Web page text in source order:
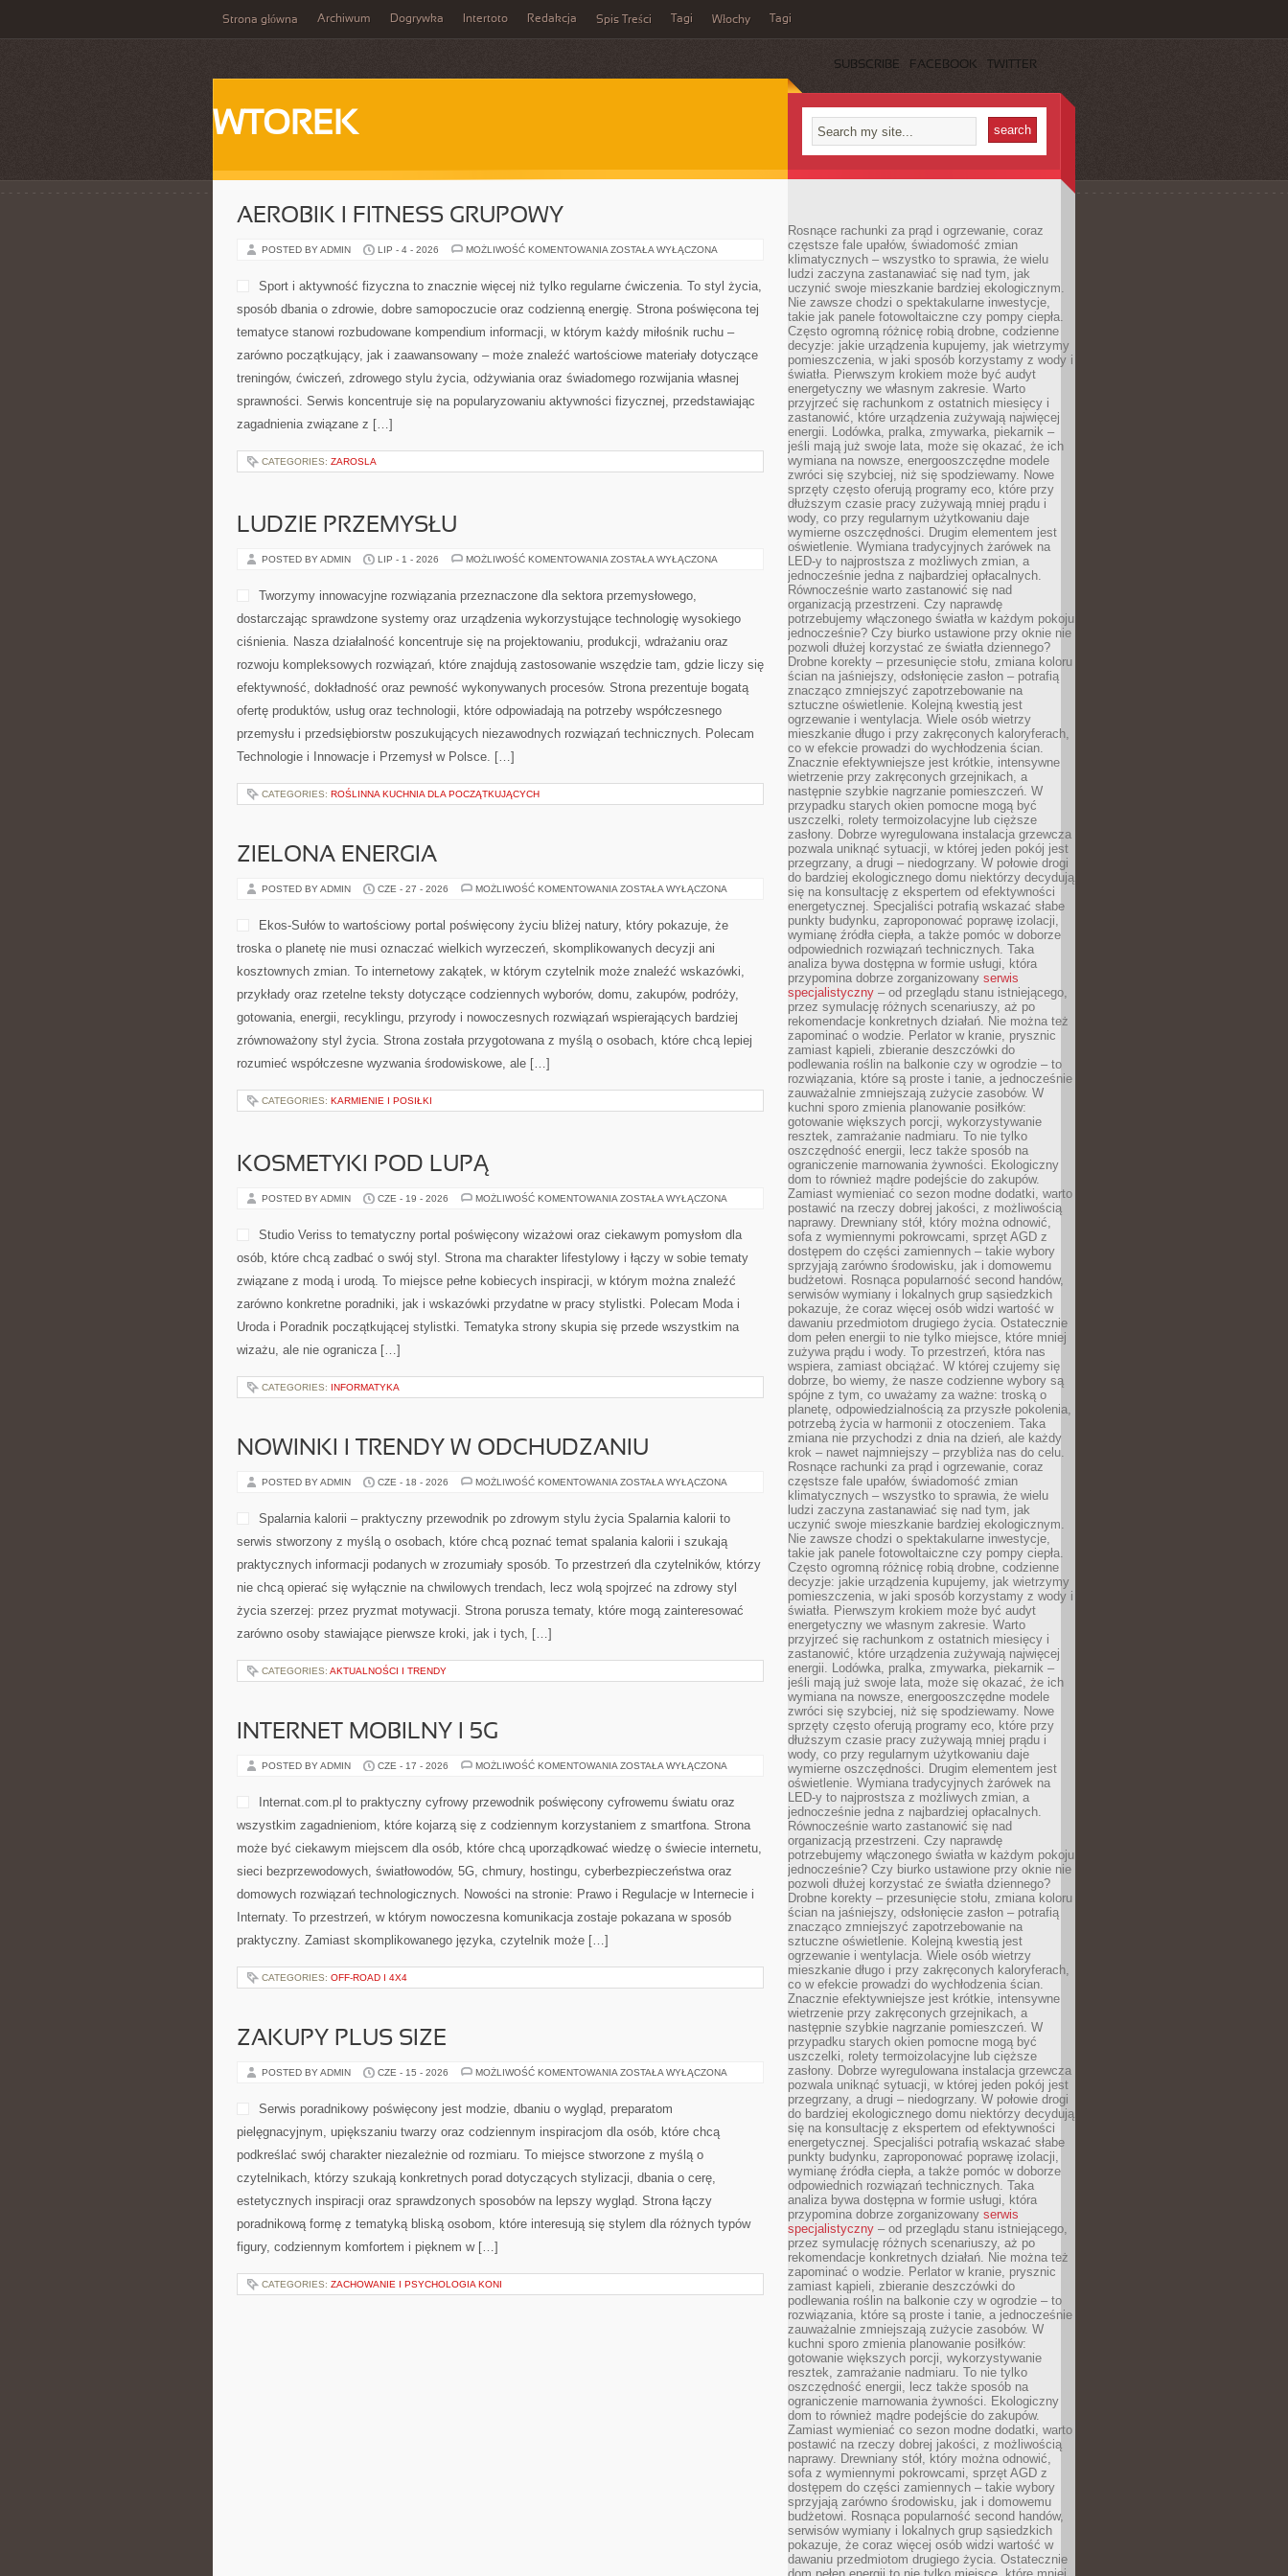
Strona główna Archiwum Dogrywka Intertoto Redakcja Spis Treści Tagi Włochy Tagi
SUBSCRIBE FACEBOOK TWITTER
WTOREK
AEROBIK I FITNESS GRUPOWY
POSTED BY ADMIN LIP - 4 - 2026 MOŻLIWOŚĆ KOMENTOWANIA AEROBIK
GRUPOWY
ZOSTAŁA WYŁĄCZONA
Sport i aktywność fizyczna to znacznie więcej niż tylko
regularne ćwiczenia. To styl życia, sposób dbania o
zdrowie, dobre samopoczucie oraz codzienną energię.
Strona poświęcona tej tematyce stanowi rozbudowane
kompendium informacji, w którym każdy miłośnik ruchu
– zarówno początkujący, jak i zaawansowany – może
znaleźć wartościowe materiały dotyczące treningów, ćwiczeń, zdrowego stylu życia,
odżywiania oraz świadomego rozwijania własnej sprawności. Serwis koncentruje się na
popularyzowaniu aktywności fizycznej, przedstawiając zagadnienia związane z […]
POSTED BY ADMIN LIP - 1 - 2026 MOŻLIWOŚĆ KOMENTOWANIA LUDZIE
PRZEMYSŁU
ZOSTAŁA WYŁĄCZONA
Tworzymy innowacyjne rozwiązania przeznaczone dla
sektora przemysłowego, dostarczając sprawdzone
systemy oraz urządzenia wykorzystujące technologię
wysokiego ciśnienia. Nasza działalność koncentruje się
na projektowaniu, produkcji, wdrażaniu oraz rozwoju
kompleksowych rozwiązań, które znajdują zastosowanie
wszędzie tam, gdzie liczy się efektywność, dokładność oraz pewność wykonywanych
procesów. Strona prezentuje bogatą ofertę produktów, usług oraz technologii, które
niezawodnych rozwiązań technicznych. Polecam Technologie i Innowacje i Przemysł w
ZIELONA ENERGIA
POSTED BY ADMIN CZE - 27 - 2026 MOŻLIWOŚĆ KOMENTOWANIA
ZIELONA
ENERGIA
ZOSTAŁA WYŁĄCZONA
Ekos-Sułów to wartościowy portal poświęcony życiu
bliżej natury, który pokazuje, że troska o planetę nie
musi oznaczać wielkich wyrzeczeń, skomplikowanych
decyzji ani kosztownych zmian. To internetowy zakątek,
oraz rzetelne teksty dotyczące codziennych wyborów,
domu, zakupów, podróży, gotowania, energii, recyklingu, przyrody i nowoczesnych rozwiązań
wspierających bardziej zrównoważony styl życia. Strona została przygotowana z myślą o
CATEGORIES: KARMIENIE I POSIŁKI
KOSMETYKI POD LUPĄ
POSTED BY ADMIN CZE - 19 - 2026
LUPĄ
Studio Veriss to tematyczny portal poświęcony wizażowi
o swój styl. Strona ma charakter lifestylowy i łączy w
pełne kobiecych inspiracji, w którym można znaleźć
zarówno konkretne poradniki, jak i wskazówki przydatne
w pracy stylistki. Polecam Moda i Uroda i Poradnik początkującej stylistki. Tematyka strony
skupia się przede wszystkim na wizażu, ale nie ogranicza […]
CATEGORIES: INFORMATYKA
NOWINKI I TRENDY W ODCHUDZANIU
Spalarnia kalorii – praktyczny przewodnik po zdrowym
o osobach, które chcą poznać temat spalania kalorii i
szukają praktycznych informacji podanych w zrozumiały
sposób. To przestrzeń dla czytelników, którzy nie chcą
opierać się wyłącznie na chwilowych trendach, lecz wolą
spojrzeć na zdrowy styl życia szerzej: przez pryzmat motywacji. Strona porusza tematy, które
mogą zainteresować zarówno osoby stawiające pierwsze kroki, jak i tych, […]
CATEGORIES:AKTUALNOŚCI I TRENDY
INTERNET MOBILNY I 5G
poświęcony cyfrowemu światu oraz wszystkim
zagadnieniom, które kojarzą się z codziennym
korzystaniem z smartfona. Strona może być ciekawym
miejscem dla osób, które chcą uporządkować wiedzę o
świecie internetu, sieci bezprzewodowych,
światłowodów, 5G, chmury, hostingu, cyberbezpieczeństwa oraz domowych rozwiązań
technologicznych. Nowości na stronie: Prawo i Regulacje w Internecie i Internaty. To
przestrzeń, w którym nowoczesna komunikacja zostaje pokazana w sposób praktyczny.
Rosnące rachunki za prąd i ogrzewanie, coraz
częstsze fale upałów, świadomość zmian
klimatycznych – wszystko to sprawia, że wielu
ludzi zaczyna zastanawiać się nad tym, jak
uczynić swoje mieszkanie bardziej ekologicznym.
Nie zawsze chodzi o spektakularne inwestycje,
takie jak panele fotowoltaiczne czy pompy ciepła.
Często ogromną różnicę robią drobne, codzienne
decyzje: jakie urządzenia kupujemy, jak wietrzymy
pomieszczenia, w jaki sposób korzystamy z wody i
światła. Pierwszym krokiem może być audyt
energetyczny we własnym zakresie. Warto
przyjrzeć się rachunkom z ostatnich miesięcy i
zastanowić, które urządzenia zużywają najwięcej
energii. Lodówka, pralka, zmywarka, piekarnik –
jeśli mają już swoje lata, może się okazać, że ich
wymiana na nowsze, energooszczędne modele
zwróci się szybciej, niż się spodziewamy. Nowe
sprzęty często oferują programy eco, które przy
dłuższym czasie pracy zużywają mniej prądu i
wody, co przy regularnym użytkowaniu daje
wymierne oszczędności. Drugim elementem jest
oświetlenie. Wymiana tradycyjnych żarówek na
LED-y to najprostsza z możliwych zmian, a
jednocześnie jedna z najbardziej opłacalnych.
Równocześnie warto zastanowić się nad
organizacją przestrzeni. Czy naprawdę
potrzebujemy włączonego światła w każdym pokoju
jednocześnie? Czy biurko ustawione przy oknie nie
pozwoli dłużej korzystać ze światła dziennego?
Drobne korekty – przesunięcie stołu, zmiana koloru
ścian na jaśniejszy, odsłonięcie zasłon – potrafią
znacząco zmniejszyć zapotrzebowanie na
sztuczne oświetlenie. Kolejną kwestią jest
ogrzewanie i wentylacja. Wiele osób wietrzy
mieszkanie długo i przy zakręconych kaloryferach,
co w efekcie prowadzi do wychłodzenia ścian.
Znacznie efektywniejsze jest krótkie, intensywne
wietrzenie przy zakręconych grzejnikach, a
następnie szybkie nagrzanie pomieszczeń. W
przypadku starych okien pomocne mogą być
uszczelki, rolety termoizolacyjne lub cięższe
zasłony. Dobrze wyregulowana instalacja grzewcza
pozwala uniknąć sytuacji, w której jeden pokój jest
przegrzany, a drugi – niedogrzany. W połowie drogi
do bardziej ekologicznego domu niektórzy decydują
się na konsultację z ekspertem od efektywności
energetycznej. Specjaliści potrafią wskazać słabe
punkty budynku, zaproponować poprawę izolacji,
wymianę źródła ciepła, a także pomóc w doborze
odpowiednich rozwiązań technicznych. Taka
analiza bywa dostępna w formie usługi, która
przypomina dobrze zorganizowany serwis
specjalistyczny – od przeglądu stanu istniejącego,
przez symulację różnych scenariuszy, aż po
rekomendacje konkretnych działań. Nie można też
zapominać o wodzie. Perlator w kranie, prysznic
zamiast kąpieli, zbieranie deszczówki do
podlewania roślin na balkonie czy w ogrodzie – to
rozwiązania, które są proste i tanie, a jednocześnie
zauważalnie zmniejszają zużycie zasobów. W
kuchni sporo zmienia planowanie posiłków:
gotowanie większych porcji, wykorzystywanie
resztek, zamrażanie nadmiaru. To nie tylko
oszczędność energii, lecz także sposób na
ograniczenie marnowania żywności. Ekologiczny
dom to również mądre podejście do zakupów.
Zamiast wymieniać co sezon modne dodatki, warto
postawić na rzeczy dobrej jakości, z możliwością
naprawy. Drewniany stół, który można odnowić,
sofa z wymiennymi pokrowcami, sprzęt AGD z
dostępem do części zamiennych – takie wybory
sprzyjają zarówno środowisku, jak i domowemu
budżetowi. Rosnąca popularność second handów,
serwisów wymiany i lokalnych grup sąsiedzkich
pokazuje, że coraz więcej osób widzi wartość w
dawaniu przedmiotom drugiego życia. Ostatecznie
dom pełen energii to nie tylko miejsce, które mniej
zużywa prądu i wody. To przestrzeń, która nas
wspiera, zamiast obciążać. W której czujemy się
dobrze, bo wiemy, że nasze codzienne wybory są
spójne z tym, co uważamy za ważne: troską o
planetę, odpowiedzialnością za przyszłe pokolenia,
potrzebą życia w harmonii z otoczeniem. Taka
zmiana nie przychodzi z dnia na dzień, ale każdy
krok – nawet najmniejszy – przybliża nas do celu.
Rosnące rachunki za prąd i ogrzewanie, coraz
częstsze fale upałów, świadomość zmian
klimatycznych – wszystko to sprawia, że wielu
ludzi zaczyna zastanawiać się nad tym, jak
uczynić swoje mieszkanie bardziej ekologicznym.
Nie zawsze chodzi o spektakularne inwestycje,
takie jak panele fotowoltaiczne czy pompy ciepła.
Często ogromną różnicę robią drobne, codzienne
decyzje: jakie urządzenia kupujemy, jak wietrzymy
pomieszczenia, w jaki sposób korzystamy z wody i
światła. Pierwszym krokiem może być audyt
energetyczny we własnym zakresie. Warto
przyjrzeć się rachunkom z ostatnich miesięcy i
zastanowić, które urządzenia zużywają najwięcej
energii. Lodówka, pralka, zmywarka, piekarnik –
jeśli mają już swoje lata, może się okazać, że ich
wymiana na nowsze, energooszczędne modele
zwróci się szybciej, niż się spodziewamy. Nowe
sprzęty często oferują programy eco, które przy
dłuższym czasie pracy zużywają mniej prądu i
wody, co przy regularnym użytkowaniu daje
wymierne oszczędności. Drugim elementem jest
oświetlenie. Wymiana tradycyjnych żarówek na
LED-y to najprostsza z możliwych zmian, a
jednocześnie jedna z najbardziej opłacalnych.
Równocześnie warto zastanowić się nad
organizacją przestrzeni. Czy naprawdę
potrzebujemy włączonego światła w każdym pokoju
jednocześnie? Czy biurko ustawione przy oknie nie
pozwoli dłużej korzystać ze światła dziennego?
Drobne korekty – przesunięcie stołu, zmiana koloru
ścian na jaśniejszy, odsłonięcie zasłon – potrafią
znacząco zmniejszyć zapotrzebowanie na
sztuczne oświetlenie. Kolejną kwestią jest
ogrzewanie i wentylacja. Wiele osób wietrzy
mieszkanie długo i przy zakręconych kaloryferach,
co w efekcie prowadzi do wychłodzenia ścian.
Znacznie efektywniejsze jest krótkie, intensywne
wietrzenie przy zakręconych grzejnikach, a
następnie szybkie nagrzanie pomieszczeń. W
przypadku starych okien pomocne mogą być
uszczelki, rolety termoizolacyjne lub cięższe
zasłony. Dobrze wyregulowana instalacja grzewcza
pozwala uniknąć sytuacji, w której jeden pokój jest
przegrzany, a drugi – niedogrzany. W połowie drogi
do bardziej ekologicznego domu niektórzy decydują
się na konsultację z ekspertem od efektywności
energetycznej. Specjaliści potrafią wskazać słabe
punkty budynku, zaproponować poprawę izolacji,
wymianę źródła ciepła, a także pomóc w doborze
odpowiednich rozwiązań technicznych. Taka
analiza bywa dostępna w formie usługi, która
przypomina dobrze zorganizowany serwis
specjalistyczny – od przeglądu stanu istniejącego,
przez symulację różnych scenariuszy, aż po
rekomendacje konkretnych działań. Nie można też
zapominać o wodzie. Perlator w kranie, prysznic
zamiast kąpieli, zbieranie deszczówki do
podlewania roślin na balkonie czy w ogrodzie – to
rozwiązania, które są proste i tanie, a jednocześnie
zauważalnie zmniejszają zużycie zasobów. W
kuchni sporo zmienia planowanie posiłków:
gotowanie większych porcji, wykorzystywanie
resztek, zamrażanie nadmiaru. To nie tylko
oszczędność energii, lecz także sposób na
ograniczenie marnowania żywności. Ekologiczny
dom to również mądre podejście do zakupów.
Zamiast wymieniać co sezon modne dodatki, warto
postawić na rzeczy dobrej jakości, z możliwością
naprawy. Drewniany stół, który można odnowić,
sofa z wymiennymi pokrowcami, sprzęt AGD z
dostępem do części zamiennych – takie wybory
sprzyjają zarówno środowisku, jak i domowemu
budżetowi. Rosnąca popularność second handów,
serwisów wymiany i lokalnych grup sąsiedzkich
pokazuje, że coraz więcej osób widzi wartość w
dawaniu przedmiotom drugiego życia. Ostatecznie